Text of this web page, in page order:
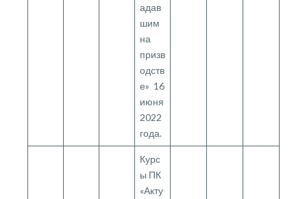
адав
шим
на
призв
одств
е» 16
июня
2022
года.
Курс
ы ПК
«Акту